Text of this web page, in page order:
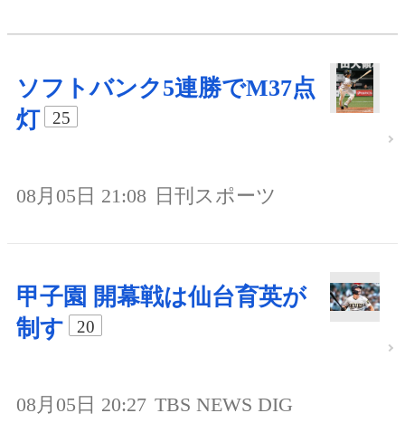
ソフトバンク5連勝でM37点
灯
25
08月05日 21:08 日刊スポーツ
甲子園 開幕戦は仙台育英が
制す
20
08月05日 20:27 TBS NEWS DIG